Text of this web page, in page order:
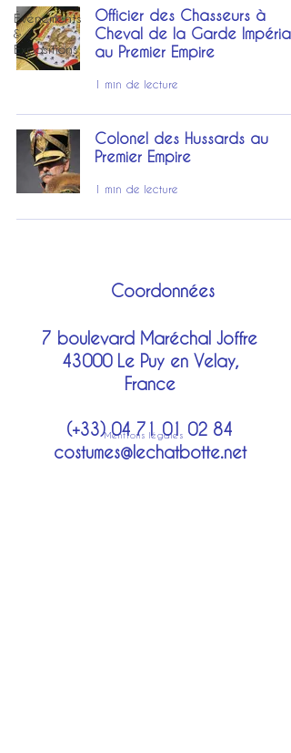
Événements
&
Expositions
Officier des Chasseurs à
Cheval de la Garde
au Premier Empire
1 min de lecture
Colonel des Hussards au
Premier Empire
1 min de lecture
Mentions légales
Coordonnées
7 boulevard Maréchal Joffre
43000 Le Puy en Velay,
France
(+33)04 71 01 02 84
costumes@lechatbotte.net